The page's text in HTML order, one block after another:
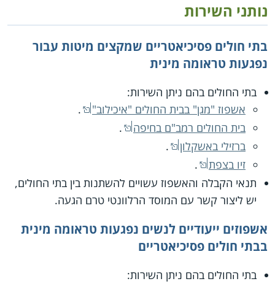
נותני השירות
בתי חולים פסיכיאטריים שמקצים מיטות עבור
נפגעות טראומה מינית
בתי החולים בהם ניתן השירות:
אשפוז "מגן" בבית החולים "איכילוב"
.
בית החולים רמב"ם בחיפה
.
ברזילי באשקלון
.
זיו בצפת
.
תנאי הקבלה והאשפוז עשויים להשתנות בין בתי החולים,
יש ליצור קשר עם המוסד הרלוונטי טרם הגעה.
אשפוזים ייעודיים לנשים נפגעות טראומה מינית
בבתי חולים פסיכיאטריים
בתי החולים בהם ניתן השירות: